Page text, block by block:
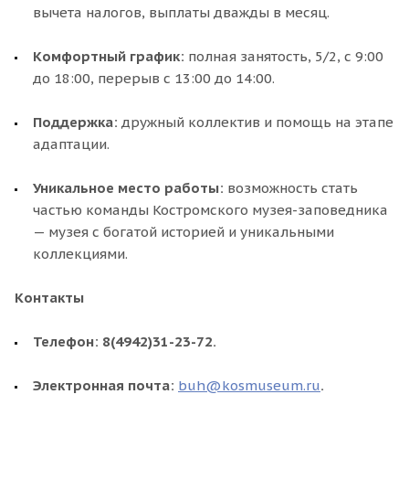
вычета налогов, выплаты дважды в месяц.
Комфортный график: полная занятость, 5/2, с 9:00
до 18:00, перерыв с 13:00 до 14:00.
Поддержка: дружный коллектив и помощь на этапе
адаптации.
Уникальное место работы: возможность стать
частью команды Костромского музея-заповедника
— музея с богатой историей и уникальными
коллекциями.
Контакты
Телефон: 8(4942)31-23-72.
Электронная почта: buh@kosmuseum.ru.